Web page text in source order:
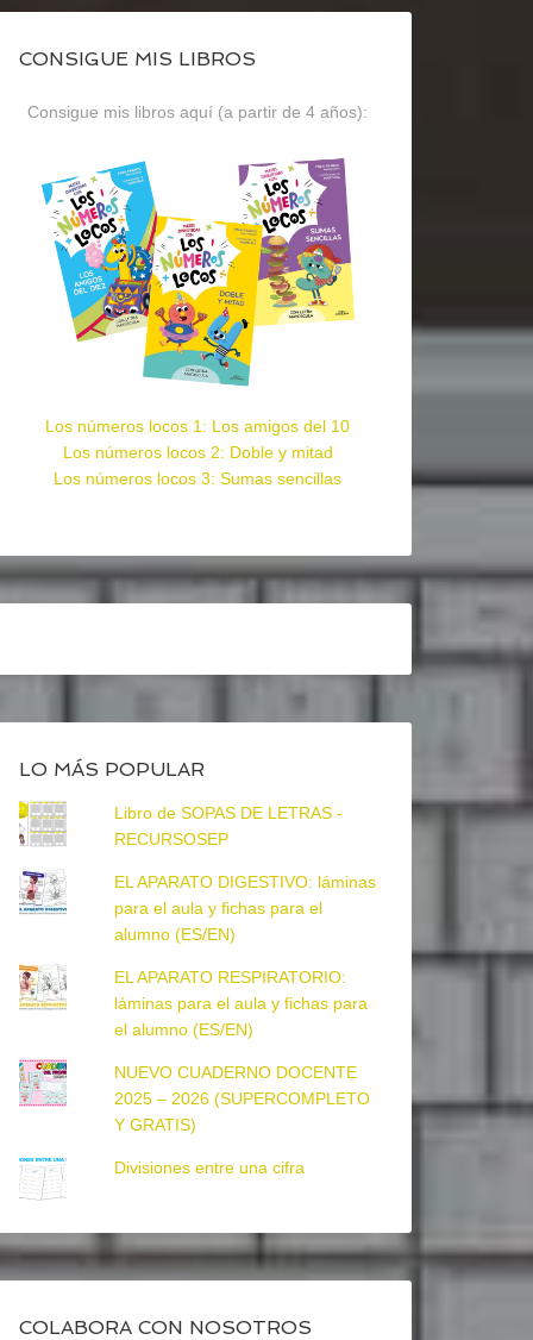
CONSIGUE MIS LIBROS
Consigue mis libros aquí (a partir de 4 años):
Los números locos 1: Los amigos del 10
Los números locos 2: Doble y mitad
Los números locos 3: Sumas sencillas
LO MÁS POPULAR
Libro de SOPAS DE LETRAS -
RECURSOSEP
EL APARATO DIGESTIVO: láminas
para el aula y fichas para el
alumno (ES/EN)
EL APARATO RESPIRATORIO:
láminas para el aula y fichas para
el alumno (ES/EN)
NUEVO CUADERNO DOCENTE
2025 – 2026 (SUPERCOMPLETO
Y GRATIS)
Divisiones entre una cifra
COLABORA CON NOSOTROS